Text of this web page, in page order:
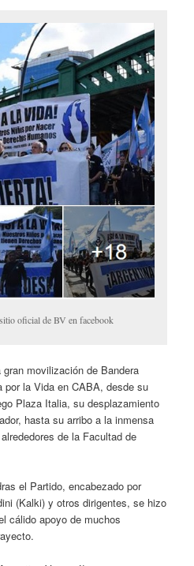
oficial de BV en facebook
movilización de Bandera
por la Vida en CABA, desde su
Plaza Italia, su desplazamiento
hasta su arribo a la inmensa
de la Facultad de
el Partido, encabezado por
(Kalki) y otros dirigentes, se hizo
cálido apoyo de muchos